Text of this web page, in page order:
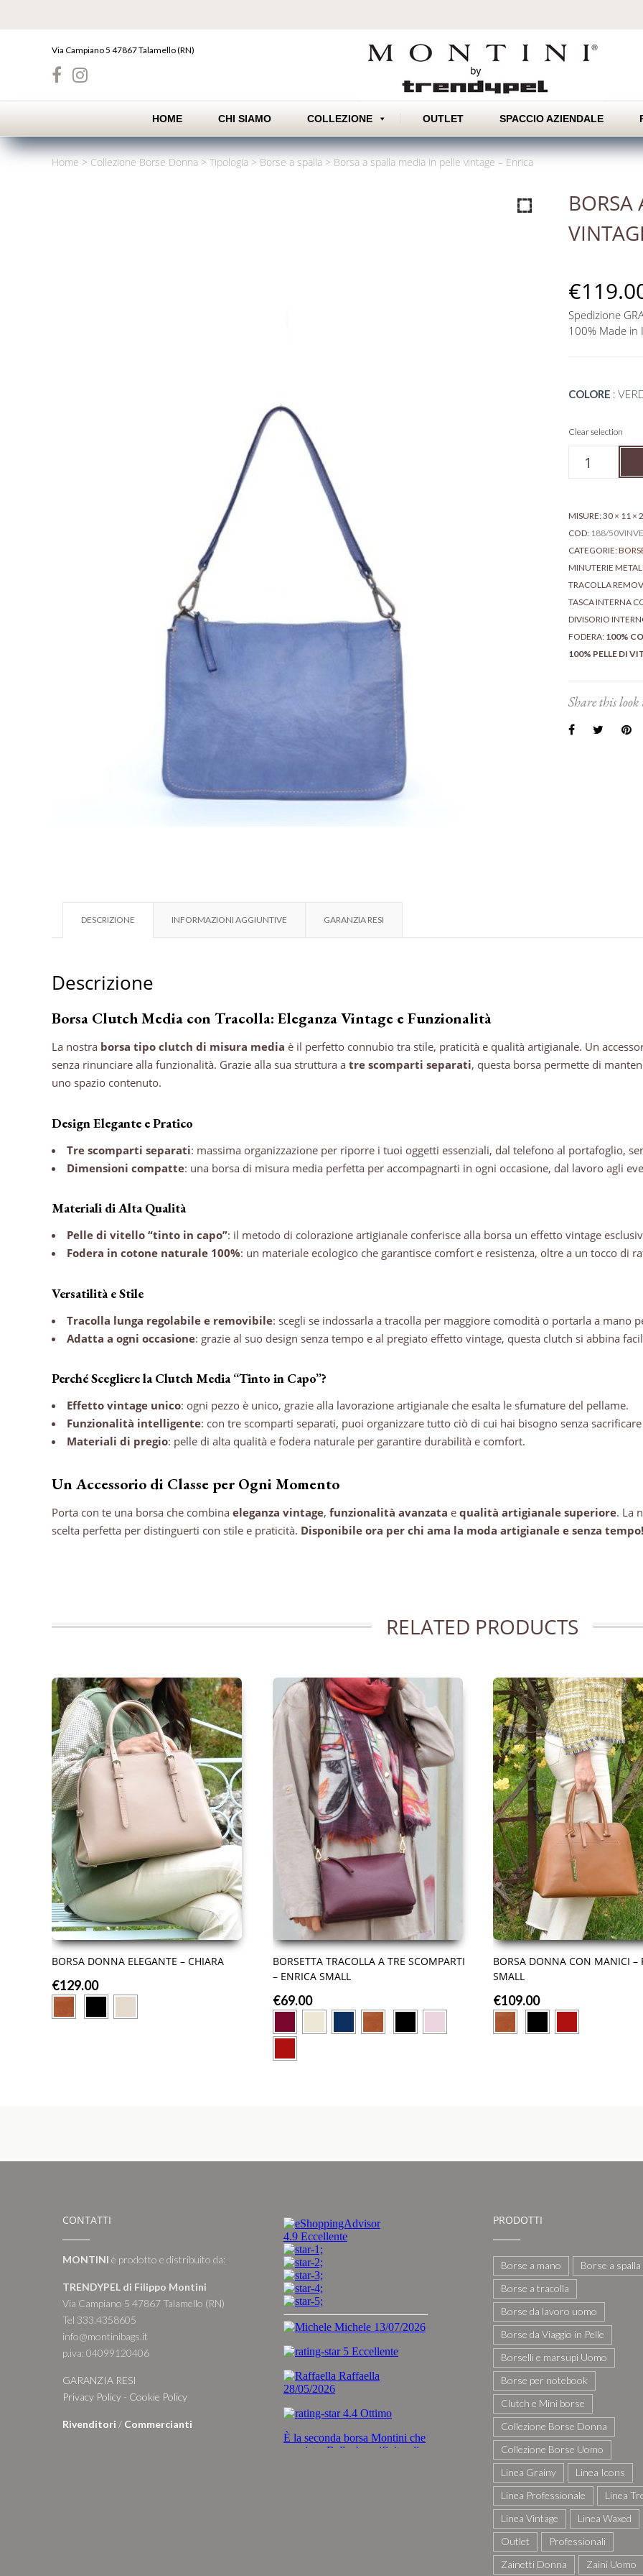
Via Campiano 5 47867 Talamello (RN)
content
HOME CHI SIAMO COLLEZIONE OUTLET SPACCIO AZIENDALE
Home > Collezione Borse Donna > Tipologia > Borse a spalla > Borsa a spalla media in pelle vintage – Enrica
BORSA
€
Spedizione
100% Made in
COLORE :
Clear selection
spalla
in
pelle
Enrica
quantità
MISURE: 30 × 11 ×
COD: 188/
CATEGORIE:
MINUTERIE
TRACOLLA
TASCA INTERNA
DIVISORIO
FODERA: 100%
100% PELLE DI
Share this
DESCRIZIONE INFORMAZIONI AGGIUNTIVE GARANZIA RESI
Descrizione
Borsa Clutch Media con Tracolla: Eleganza Vintage e Funzionalità
La nostra borsa tipo clutch di misura media è il perfetto connubio tra stile, praticità e qualità artigianale. Un
senza rinunciare alla funzionalità. Grazie alla sua struttura a tre scomparti separati, questa borsa permette di
uno spazio contenuto.
Design Elegante e Pratico
Tre scomparti separati: massima organizzazione per riporre i tuoi oggetti essenziali, dal telefono al portafoglio,
Dimensioni compatte: una borsa di misura media perfetta per accompagnarti in ogni occasione, dal lavoro agli
Materiali di Alta Qualità
Pelle di vitello “tinto in capo”: il metodo di colorazione artigianale conferisce alla borsa un effetto vintage
Fodera in cotone naturale 100%: un materiale ecologico che garantisce comfort e resistenza, oltre a un tocco di
Versatilità e Stile
Tracolla lunga regolabile e removibile: scegli se indossarla a tracolla per maggiore comodità o portarla a mano
Adatta a ogni occasione: grazie al suo design senza tempo e al pregiato effetto vintage, questa clutch si abbina
Perché Scegliere la Clutch Media “Tinto in Capo”?
Effetto vintage unico: ogni pezzo è unico, grazie alla lavorazione artigianale che esalta le sfumature del pellame.
Funzionalità intelligente: con tre scomparti separati, puoi organizzare tutto ciò di cui hai bisogno senza
Materiali di pregio: pelle di alta qualità e fodera naturale per garantire durabilità e comfort.
Un Accessorio di Classe per Ogni Momento
Porta con te una borsa che combina eleganza vintage, funzionalità avanzata e qualità artigianale superiore. La
scelta perfetta per distinguerti con stile e praticità. Disponibile ora per chi ama la moda artigianale e senza tempo!
RELATED PRODUCTS
BORSA DONNA ELEGANTE – CHIARA
€129.00
BORSETTA TRACOLLA A TRE SCOMPARTI
– ENRICA SMALL
€69.00
BORSA DONNA CON MANICI –
SMALL
€109.00
CONTATTI
MONTINI è prodotto e distribuito da:
TRENDYPEL di Filippo Montini
Via Campiano 5 47867 Talamello (RN)
Tel 333.4358605
info@montinibags.it
p.iva: 04099120406
GARANZIA RESI
Privacy Policy - Cookie Policy
Rivenditori / Commercianti
PRODOTTI
Borse a mano
Borse a spalla
Borse a tracolla
Borse da lavoro uomo
Borse da Viaggio in Pelle
Borselli e marsupi Uomo
Borse per notebook
Clutch e Mini borse
Collezione Borse Donna
Collezione Borse Uomo
Linea Grainy
Linea Icons
Linea Professionale
Linea
Linea Vintage
Linea Waxed
Outlet
Professionali
Zainetti Donna
Zaini Uomo